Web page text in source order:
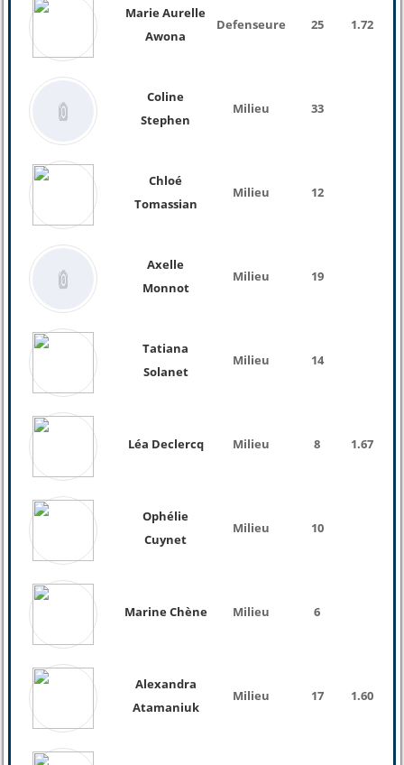
Marie Aurelle
Awona
Defenseure 25 1.72
Coline
Stephen
Milieu 33
Chloé
Tomassian
Milieu 12
Axelle
Monnot
Milieu 19
Tatiana
Solanet
Milieu 14
Léa Declercq Milieu 8 1.67
Ophélie
Cuynet
Milieu 10
Marine Chène Milieu 6
Alexandra
Atamaniuk
Milieu 17 1.60